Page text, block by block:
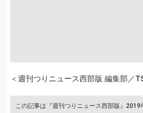
＜週刊つりニュース西部版 編集部／
この記事は『週刊つりニュース西部版』